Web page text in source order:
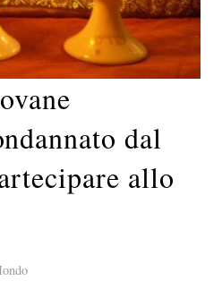
dal
allo